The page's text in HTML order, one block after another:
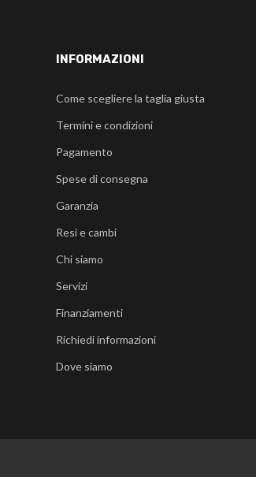
INFORMAZIONI
Come scegliere la taglia giusta
Termini e condizioni
Pagamento
Spese di consegna
Garanzia
Resi e cambi
Chi siamo
Servizi
Finanziamenti
Richiedi informazioni
Dove siamo